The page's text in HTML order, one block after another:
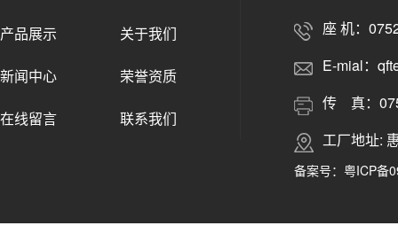
产品展示 关于我们
新闻中心 荣誉资质
在线留言 联系我们
座 机：
E-mial：
传 真：
工厂地址:
备案号： 粤ICP备